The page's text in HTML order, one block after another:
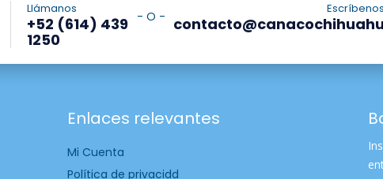
Llámanos
+52 (614) 439
1250
Escríbenos
- O -
Enlaces relevantes
Mi Cuenta
Política de privacidd